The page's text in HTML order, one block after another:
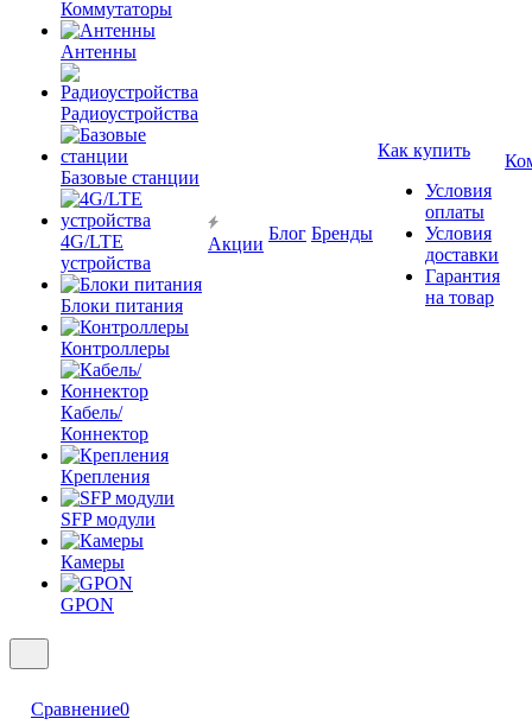
Коммутаторы
Антенны
Радиоустройства
Базовые станции
4G/LTE
устройства
Блоки питания
Контроллеры
Кабель/
Коннектор
Крепления
SFP модули
Камеры
GPON
Акции
Блог Бренды
Как купить
Условия
оплаты
Условия
доставки
Гарантия
на товар
Сравнение0